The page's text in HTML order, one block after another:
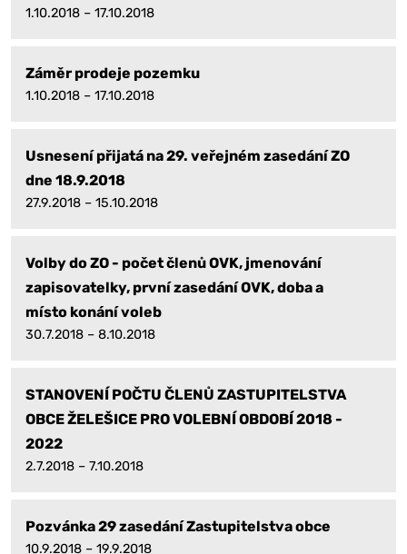
1.10.2018 – 17.10.2018
Záměr prodeje pozemku
1.10.2018 – 17.10.2018
Usnesení přijatá na 29. veřejném zasedání ZO
dne 18.9.2018
27.9.2018 – 15.10.2018
Volby do ZO - počet členů OVK, jmenování
zapisovatelky, první zasedání OVK, doba a
místo konání voleb
30.7.2018 – 8.10.2018
STANOVENÍ POČTU ČLENŮ ZASTUPITELSTVA
OBCE ŽELEŠICE PRO VOLEBNÍ OBDOBÍ 2018 -
2022
2.7.2018 – 7.10.2018
Pozvánka 29 zasedání Zastupitelstva obce
10.9.2018 – 19.9.2018